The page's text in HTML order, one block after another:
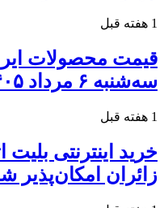
1 هفته قبل
قیمت محصولات
سه‌شنبه ۶ مرداد ۱۴۰۵
1 هفته قبل
خرید اینترنتی
زائران امکان‌پذیر